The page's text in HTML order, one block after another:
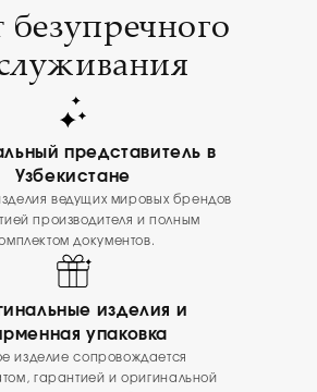
представитель в
Узбекистане
ведущих мировых брендов
производителя и полным
документов.
изделия и
упаковка
изделие сопровождается
гарантией и оригинальной